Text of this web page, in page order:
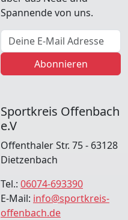
Spannende von uns.
E-Mail Adresse
Abonnieren
Sportkreis Offenbach
e.V
Offenthaler Str. 75 - 63128
Dietzenbach
Tel.: 06074-693390
E-Mail: info@sportkreis-
offenbach.de